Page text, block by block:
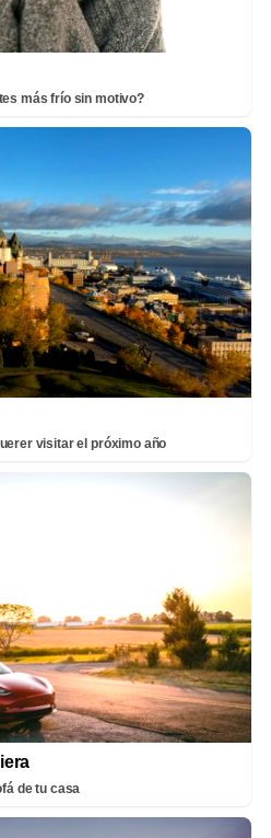
más frío sin motivo?
visitar el próximo año
de tu casa